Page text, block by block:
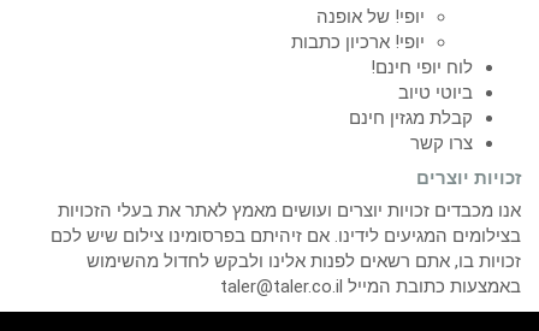
יופי! של אופנה
יופי! ארכיון כתבות
לוח יופי חינם!
ביוטי טיוב
קבלת מגזין חינם
צרו קשר
זכויות יוצרים
אנו מכבדים זכויות יוצרים ועושים מאמץ לאתר את בעלי הזכויות
בצילומים המגיעים לידינו. אם זיהיתם בפרסומינו צילום שיש לכם
זכויות בו, אתם רשאים לפנות אלינו ולבקש לחדול מהשימוש
באמצעות כתובת המייל taler@taler.co.il